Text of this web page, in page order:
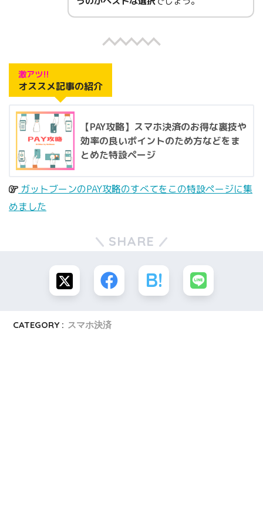
激アツ!!
オススメ記事の紹介
【PAY攻略】スマホ決済のお得な裏技や
効率の良いポイントのため方などをま
とめた特設ページ
ガットブーンのPAY攻略のすべてをこの特設ページに集
めました
SHARE
CATEGORY : スマホ決済